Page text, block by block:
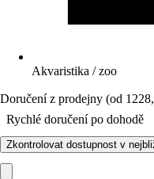
Akvaristika / zoo
Doručení z prodejny (od
Rychlé doručení po dohodě
Zkontrolovat dostupnost v